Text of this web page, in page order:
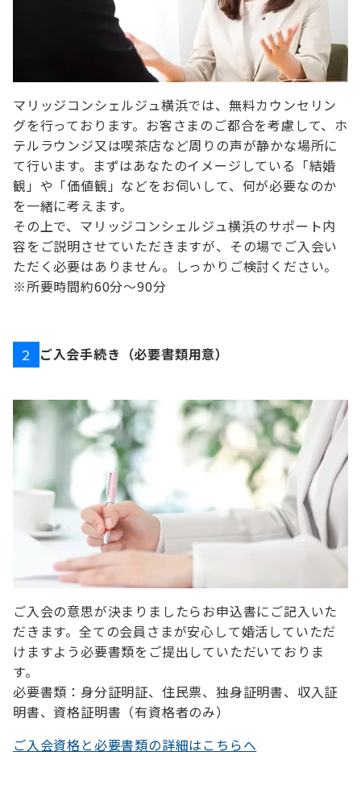
マリッジコンシェルジュ横浜では、無料カウンセリン
グを行っております。お客さまのご都合を考慮して、ホ
テルラウンジ又は喫茶店など周りの声が静かな場所に
て行います。まずはあなたのイメージしている「結婚
観」や「価値観」などをお伺いして、何が必要なのか
を一緒に考えます。
その上で、マリッジコンシェルジュ横浜のサポート内
容をご説明させていただきますが、その場でご入会い
ただく必要はありません。しっかりご検討ください。
※所要時間約60分～90分
２ ご入会手続き（必要書類用意）
ご入会の意思が決まりましたらお申込書にご記入いた
だきます。全ての会員さまが安心して婚活していただ
けますよう必要書類をご提出していただいておりま
す。
必要書類：身分証明証、住民票、独身証明書、収入証
明書、資格証明書（有資格者のみ）
ご入会資格と必要書類の詳細はこちらへ